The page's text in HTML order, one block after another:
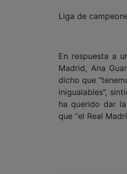
Liga de
En respuesta a
Madrid, Ana
dicho que
inigualables”,
ha querido dar
que “el Real